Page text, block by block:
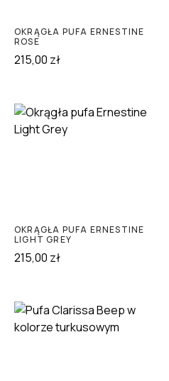
OKRĄGŁA PUFA ERNESTINE
ROSE
215,00 zł
OKRĄGŁA PUFA ERNESTINE
LIGHT GREY
215,00 zł